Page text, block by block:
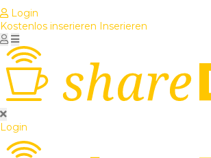
Login
Kostenlos inserieren Inserieren
Login